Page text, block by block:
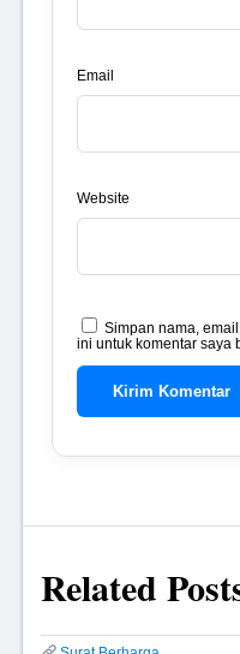
Email
Website
Simpan nama,
ini untuk komentar saya
Related